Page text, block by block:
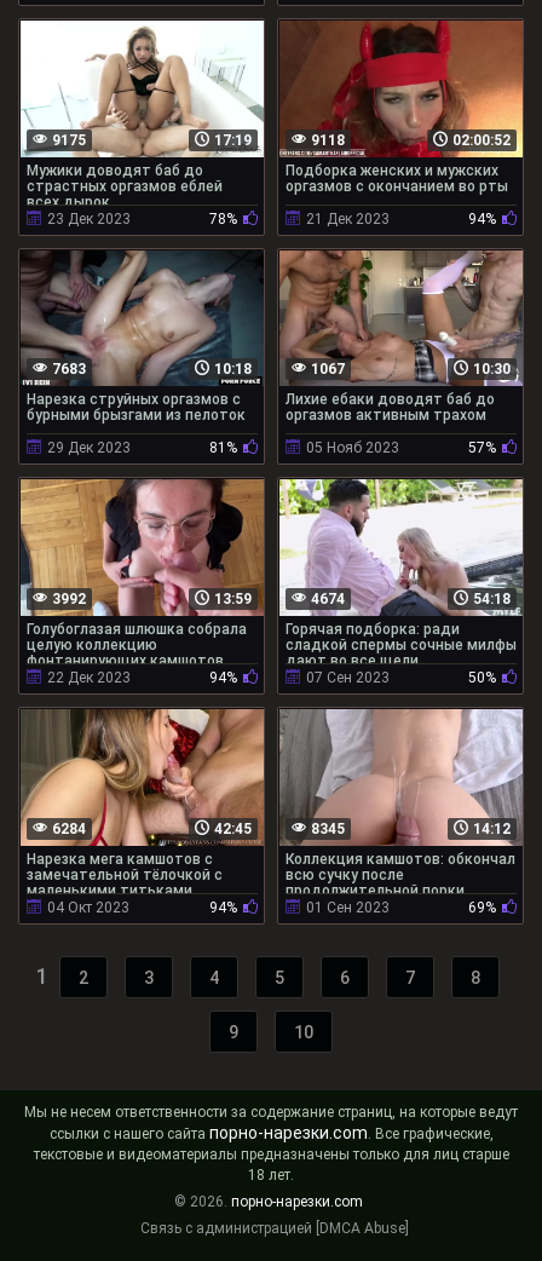
17:19
9175
Мужики доводят баб до
страстных оргазмов еблей
всех дырок
23 Дек 2023
78%
02:00:52
9118
Подборка женских и мужских
оргазмов с окончанием во рты
21 Дек 2023
94%
10:18
7683
Нарезка струйных оргазмов с
бурными брызгами из пелоток
29 Дек 2023
81%
10:30
1067
Лихие ебаки доводят баб до
оргазмов активным трахом
05 Нояб 2023
57%
13:59
3992
Голубоглазая шлюшка собрала
целую коллекцию
фонтанирующих камшотов
22 Дек 2023
94%
54:18
4674
Горячая подборка: ради
сладкой спермы сочные милфы
дают во все щели
07 Сен 2023
50%
42:45
6284
Нарезка мега камшотов с
замечательной тёлочкой с
маленькими титьками
04 Окт 2023
94%
14:12
8345
Коллекция камшотов: обкончал
всю сучку после
продолжительной порки
01 Сен 2023
69%
1 2 3 4 5 6 7 8
9 10
Мы не несем ответственности за содержание страниц, на которые ведут
ссылки с нашего сайта порно-нарезки.com. Все графические,
текстовые и видеоматериалы предназначены только для лиц старше
18 лет.
© 2026. порно-нарезки.com
Связь с администрацией [DMCA Abuse]